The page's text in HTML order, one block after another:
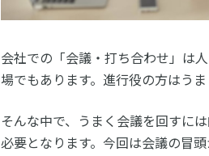
会社での「会議・打ち合わせ」は
場でもあります。進行役の方はう
そんな中で、うまく会議を回すに
必要となります。今回は会議の冒